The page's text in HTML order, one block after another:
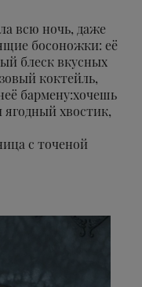
всю ночь, даже
босоножки: её
блеск вкусных
коктейль,
бармену:хочешь
хвостик,
с точеной